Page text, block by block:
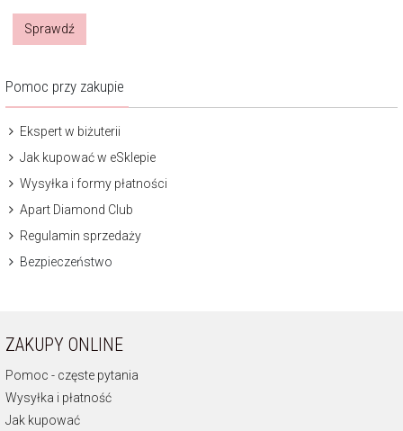
Sprawdź
Pomoc przy zakupie
Ekspert w biżuterii
Jak kupować w eSklepie
Wysyłka i formy płatności
Apart Diamond Club
Regulamin sprzedaży
Bezpieczeństwo
ZAKUPY ONLINE
Pomoc - częste pytania
Wysyłka i płatność
Jak kupować